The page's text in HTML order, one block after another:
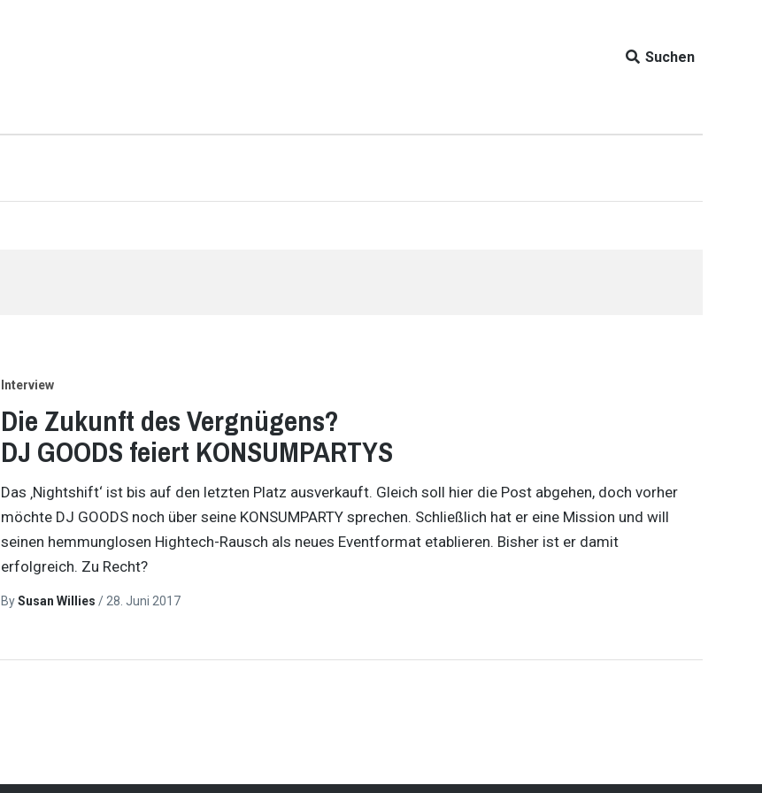
Suchen
Interview
Die Zukunft des Vergnügens?
DJ GOODS feiert KONSUMPARTYS
Das ‚Nightshift‘ ist bis auf den letzten Platz ausverkauft. Gleich soll hier die Post abgehen, doch vorher
möchte DJ GOODS noch über seine KONSUMPARTY sprechen. Schließlich hat er eine Mission und will
seinen hemmunglosen Hightech-Rausch als neues Eventformat etablieren. Bisher ist er damit
erfolgreich. Zu Recht?
By Susan Willies/ 28. Juni 2017